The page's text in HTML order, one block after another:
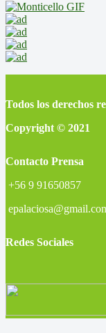
Todos los derechos
Copyright © 2021
Contacto Prensa
+56 9 91650857
Redes Sociales